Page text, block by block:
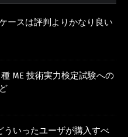
ースは評判よりかなり良い
種 ME 技術実力検定試験への
ういったユーザが購入すべ